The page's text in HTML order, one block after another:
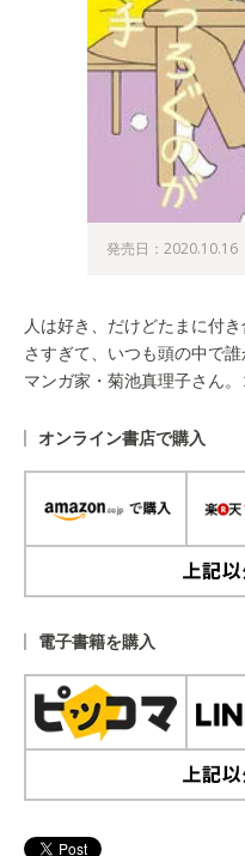
発売日：2020.10.16
人は好き、だけどたまに付
さすぎて、いつも頭の中で
マンガ家・菊池真理子さん
オンライン書店で購入
電子書籍を購入